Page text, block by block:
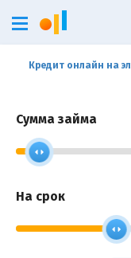
Кредит онлайн на
Сумма займа
На срок